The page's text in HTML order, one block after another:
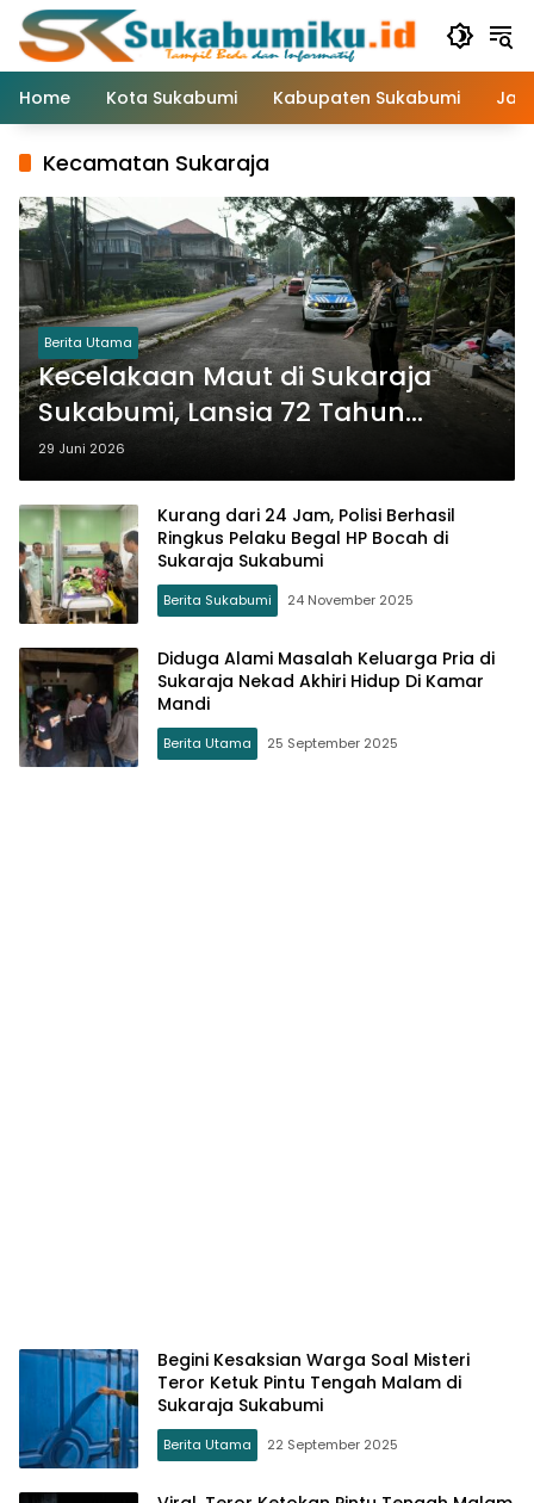
Langsung
konten
Home
Kota Sukabumi Kabupaten Sukabumi
Kecamatan Sukaraja
Berita Utama
Kecelakaan Maut di Sukaraja
Sukabumi, Lansia 72 Tahun
Tewas Saat Menyeberang Jalan
29 Juni 2026
Kurang dari 24 Jam, Polisi Berhasil
Ringkus Pelaku Begal HP Bocah di
Sukaraja Sukabumi
Berita Sukabumi 24 November 2025
Diduga Alami Masalah Keluarga Pria di
Sukaraja Nekad Akhiri Hidup Di Kamar
Mandi
Berita Utama 25 September 2025
Begini Kesaksian Warga Soal Misteri
Teror Ketuk Pintu Tengah Malam di
Sukaraja Sukabumi
Berita Utama 22 September 2025